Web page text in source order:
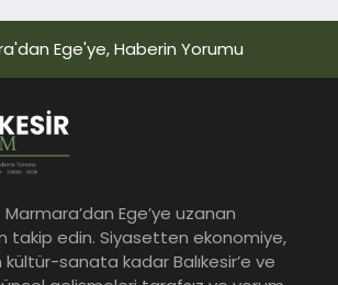
Ege'ye, Haberin Yorumu
Marmara’dan Ege’ye uzanan
takip edin. Siyasetten ekonomiye,
sanata kadar Balıkesir’e ve